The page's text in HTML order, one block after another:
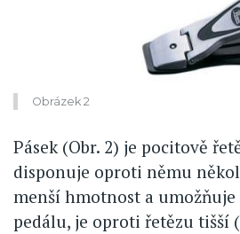
Obrázek 2
Pásek (Obr. 2) je pocitově
disponuje oproti němu
menší hmotnost a
pedálu, je oproti řetězu tišší